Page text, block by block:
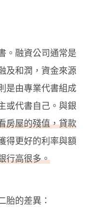
。融資公司通常是
及和潤，資金來源
是由專業代書組成
或代書自己。與銀
房屋的殘值，貸款
得更好的利率與額
行高很多。
胎的差異：